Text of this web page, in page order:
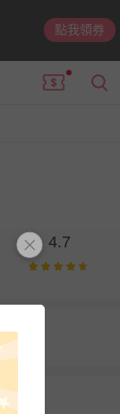
點我領券
4.7